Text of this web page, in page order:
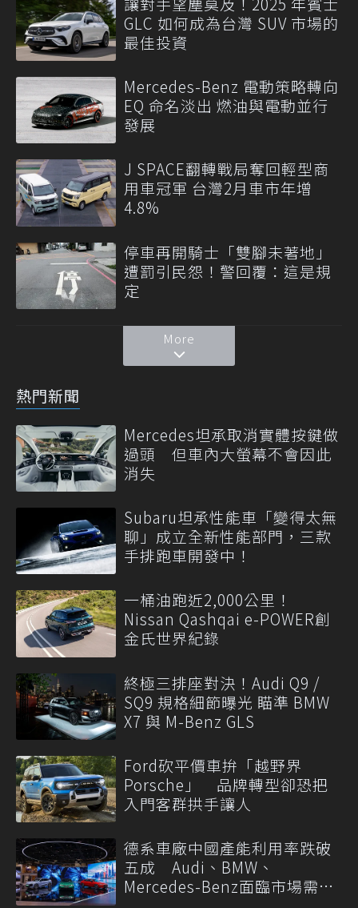
GLC 如何成為台灣 SUV 市場的
最佳投資
Mercedes-Benz 電動策略轉向
EQ 命名淡出 燃油與電動並行
發展
J SPACE翻轉戰局奪回輕型商
用車冠軍 台灣2月車市年增
4.8%
停車再開騎士「雙腳未著地」
遭罰引民怨！警回覆：這是規
定
More
熱門新聞
Mercedes坦承取消實體按鍵做
過頭 但車內大螢幕不會因此
消失
Subaru坦承性能車「變得太無
聊」成立全新性能部門，三款
手排跑車開發中！
一桶油跑近2,000公里！
Nissan Qashqai e-POWER創
金氏世界紀錄
終極三排座對決！Audi Q9 /
SQ9 規格細節曝光 瞄準 BMW
X7 與 M-Benz GLS
Ford砍平價車拚「越野界
Porsche」 品牌轉型卻恐把
入門客群拱手讓人
德系車廠中國產能利用率跌破
五成 Audi、BMW、
Mercedes-Benz面臨市場需求